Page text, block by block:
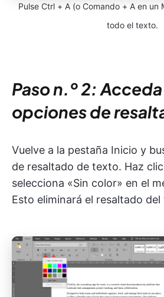
Pulse Ctrl + A (o Comando + A en un
todo el texto.
Paso n.º 2: Acceda
opciones de
Vuelve a la pestaña Inicio y
de resaltado de texto. Haz
selecciona «Sin color» en el
Esto eliminará el resaltado